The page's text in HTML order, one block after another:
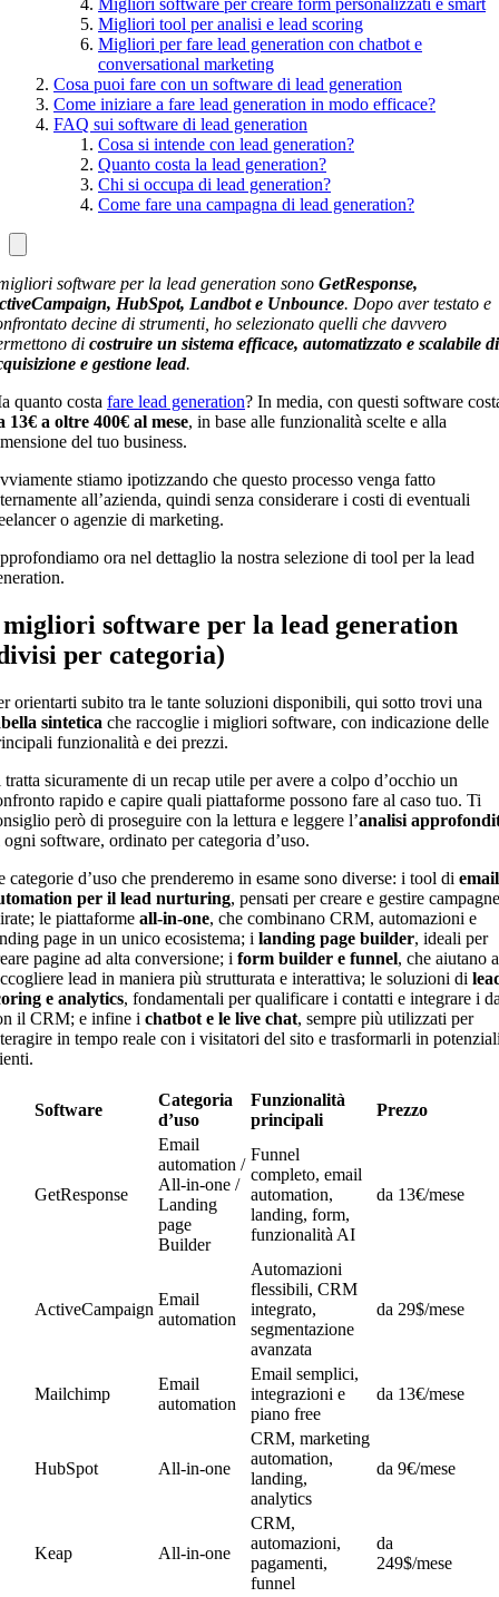
Migliori software per creare form personalizzati e smart
Migliori tool per analisi e lead scoring
Migliori per fare lead generation con chatbot e
conversational marketing
Cosa puoi fare con un software di lead generation
Come iniziare a fare lead generation in modo efficace?
FAQ sui software di lead generation
Cosa si intende con lead generation?
Quanto costa la lead generation?
Chi si occupa di lead generation?
Come fare una campagna di lead generation?
software per la lead generation sono GetResponse,
HubSpot, Landbot e Unbounce. Dopo aver testato e
decine di strumenti, ho selezionato quelli che davvero
di costruire un sistema efficace, automatizzato e scalabile di
e gestione lead.
quanto costa fare lead generation? In media, con questi software
13€ a oltre 400€ al mese, in base alle funzionalità scelte e alla
del tuo business.
stiamo ipotizzando che questo processo venga fatto
all’azienda, quindi senza considerare i costi di eventuali
o agenzie di marketing.
ora nel dettaglio la nostra selezione di tool per la lead
software per la lead generation
per categoria)
orientarti subito tra le tante soluzioni disponibili, qui sotto trovi una
sintetica che raccoglie i migliori software, con indicazione delle
funzionalità e dei prezzi.
tratta sicuramente di un recap utile per avere a colpo d’occhio un
rapido e capire quali piattaforme possono fare al caso tuo. Ti
però di proseguire con la lettura e leggere l’analisi
ogni software, ordinato per categoria d’uso.
categorie d’uso che prenderemo in esame sono diverse: i tool di email
per il lead nurturing, pensati per creare e gestire campagne
le piattaforme all-in-one, che combinano CRM, automazioni e
page in un unico ecosistema; i landing page builder, ideali per
pagine ad alta conversione; i form builder e funnel, che aiutano a
lead in maniera più strutturata e interattiva; le soluzioni di
e analytics, fondamentali per qualificare i contatti e integrare i
il CRM; e infine i chatbot e le live chat, sempre più utilizzati per
in tempo reale con i visitatori del sito e trasformarli in
Software
Categoria
d’uso
Funzionalità
principali
Prezzo
GetResponse
Email
automation /
All-in-one /
Landing
page
Builder
Funnel
completo, email
automation,
landing, form,
funzionalità AI
da 13€/mese
ActiveCampaign
Email
automation
Automazioni
flessibili, CRM
integrato,
segmentazione
avanzata
da 29$/mese
Mailchimp
Email
automation
Email semplici,
integrazioni e
piano free
da 13€/mese
HubSpot All-in-one
CRM, marketing
automation,
landing,
analytics
da 9€/mese
Keap All-in-one
CRM,
automazioni,
pagamenti,
funnel
da
249$/mese